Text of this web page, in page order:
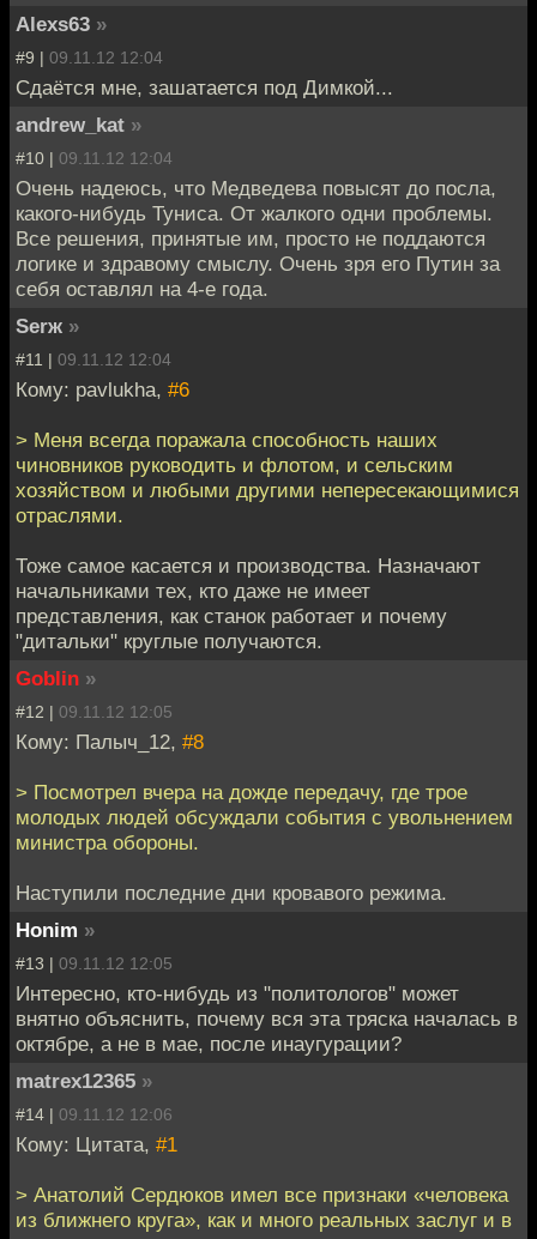
Alexs63 »
#9 | 09.11.12 12:04
Сдаётся мне, зашатается под Димкой...
andrew_kat »
#10 | 09.11.12 12:04
Очень надеюсь, что Медведева повысят до посла,
какого-нибудь Туниса. От жалкого одни проблемы.
Все решения, принятые им, просто не поддаются
логике и здравому смыслу. Очень зря его Путин за
себя оставлял на 4-е года.
Serж »
#11 | 09.11.12 12:04
Кому: pavlukha, #6
> Меня всегда поражала способность наших
чиновников руководить и флотом, и сельским
хозяйством и любыми другими непересекающимися
отраслями.
Тоже самое касается и производства. Назначают
начальниками тех, кто даже не имеет
представления, как станок работает и почему
"дитальки" круглые получаются.
Goblin »
#12 | 09.11.12 12:05
Кому: Палыч_12, #8
> Посмотрел вчера на дожде передачу, где трое
молодых людей обсуждали события с увольнением
министра обороны.
Наступили последние дни кровавого режима.
Honim »
#13 | 09.11.12 12:05
Интересно, кто-нибудь из "политологов" может
внятно объяснить, почему вся эта тряска началась в
октябре, а не в мае, после инаугурации?
matrex12365 »
#14 | 09.11.12 12:06
Кому: Цитата, #1
> Анатолий Сердюков имел все признаки «человека
из ближнего круга», как и много реальных заслуг и в